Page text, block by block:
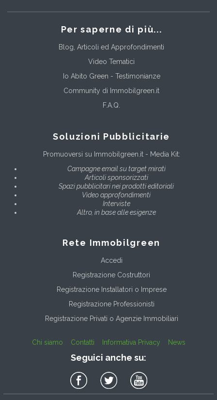
Per saperne di più...
Blog, Articoli ed Approfondimenti
Video Tematici
Io Abito Green - Testimonianze
Community di Immobilgreen.it
F.A.Q.
Soluzioni Pubblicitarie
Promuoversi su Immobilgreen.it - Media Kit:
Campagne email su target mirati
Articoli sponsorizzati
Spazi pubblicitari nei prodotti editoriali
Video approfondimenti
Interviste
Altro, in base alle esigenze
Rete Immobilgreen
Accedi
Registrazione Costruttori
Registrazione Installatori o Imprese
Registrazione Professionisti
Registrazione Privati o Agenzie Immobiliari
Chi siamo Contatti Informativa Privacy News
Seguici anche su: